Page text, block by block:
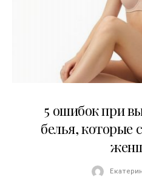
5 ошибок при
белья, которые